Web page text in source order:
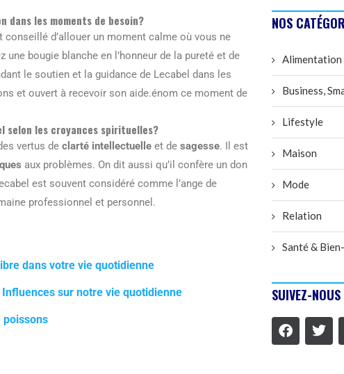
dans les moments de besoin?
d’allouer un moment calme où vous ne
une bougie blanche en l’honneur de la pureté et de
le soutien et la guidance de Lecabel dans les
et ouvert à recevoir son aide.énom ce moment de
selon les croyances spirituelles?
vertus de clarté intellectuelle et de sagesse. Il est
aux problèmes. On dit aussi qu’il confère un don
est souvent considéré comme l’ange de
professionnel et personnel.
dans votre vie quotidienne
sur notre vie quotidienne
poissons
NOS
Alimentation
Business,
Lifestyle
Maison
Mode
Relation
Santé &
SUIVEZ-